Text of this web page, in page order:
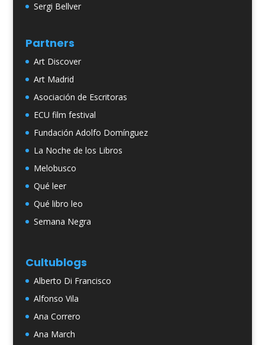
Sergi Bellver
Partners
Art Discover
Art Madrid
Asociación de Escritoras
ECU film festival
Fundación Adolfo Domínguez
La Noche de los Libros
Melobusco
Qué leer
Qué libro leo
Semana Negra
Cultublogs
Alberto Di Francisco
Alfonso Vila
Ana Correro
Ana March